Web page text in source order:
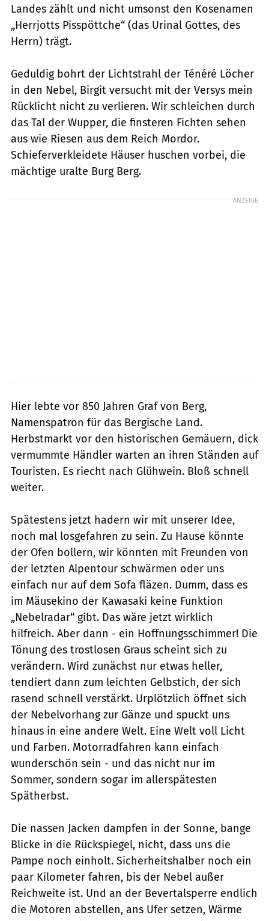
Landes zählt und nicht umsonst den Kosenamen
„Herrjotts Pisspöttche“ (das Urinal Gottes, des
Herrn) trägt.
Geduldig bohrt der Lichtstrahl der Ténéré Löcher
in den Nebel, Birgit versucht mit der Versys mein
Rücklicht nicht zu verlieren. Wir schleichen durch
das Tal der Wupper, die finsteren Fichten sehen
aus wie Riesen aus dem Reich Mordor.
Schieferverkleidete Häuser huschen vorbei, die
mächtige uralte Burg Berg.
ANZEIGE
Hier lebte vor 850 Jahren Graf von Berg,
Namenspatron für das Bergische Land.
Herbstmarkt vor den historischen Gemäuern, dick
vermummte Händler warten an ihren Ständen auf
Touristen. Es riecht nach Glühwein. Bloß schnell
weiter.
Spätestens jetzt hadern wir mit unserer Idee,
noch mal losgefahren zu sein. Zu Hause könnte
der Ofen bollern, wir könnten mit Freunden von
der letzten Alpentour schwärmen oder uns
einfach nur auf dem Sofa fläzen. Dumm, dass es
im Mäusekino der Kawasaki keine Funktion
„Nebelradar“ gibt. Das wäre jetzt wirklich
hilfreich. Aber dann - ein Hoffnungsschimmer! Die
Tönung des trostlosen Graus scheint sich zu
verändern. Wird zunächst nur etwas heller,
tendiert dann zum leichten Gelbstich, der sich
rasend schnell verstärkt. Urplötzlich öffnet sich
der Nebelvorhang zur Gänze und spuckt uns
hinaus in eine andere Welt. Eine Welt voll Licht
und Farben. Motorradfahren kann einfach
wunderschön sein - und das nicht nur im
Sommer, sondern sogar im allerspätesten
Spätherbst.
Die nassen Jacken dampfen in der Sonne, bange
Blicke in die Rückspiegel, nicht, dass uns die
Pampe noch einholt. Sicherheitshalber noch ein
paar Kilometer fahren, bis der Nebel außer
Reichweite ist. Und an der Bevertalsperre endlich
die Motoren abstellen, ans Ufer setzen, Wärme